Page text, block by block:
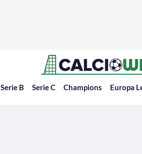
Serie B Serie C Champions Europa